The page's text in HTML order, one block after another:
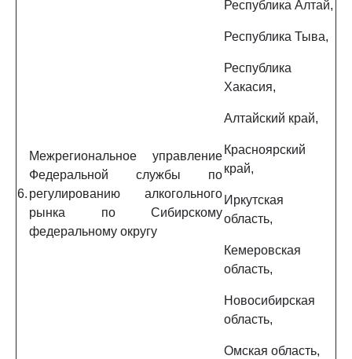
6.
Межрегиональное управление
Федеральной службы по
регулированию алкогольного
рынка по Сибирскому
федеральному округу
Республика Алтай,
Республика Тыва,
Республика
Хакасия,
Алтайский край,
Красноярский
край,
Иркутская
область,
Кемеровская
область,
Новосибирская
область,
Омская область,